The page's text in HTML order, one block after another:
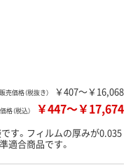
販売価格（税抜き） ￥407～￥16,068
格（税込） ￥447～￥17,674
す。フィルムの厚みが0.035
適合商品です。